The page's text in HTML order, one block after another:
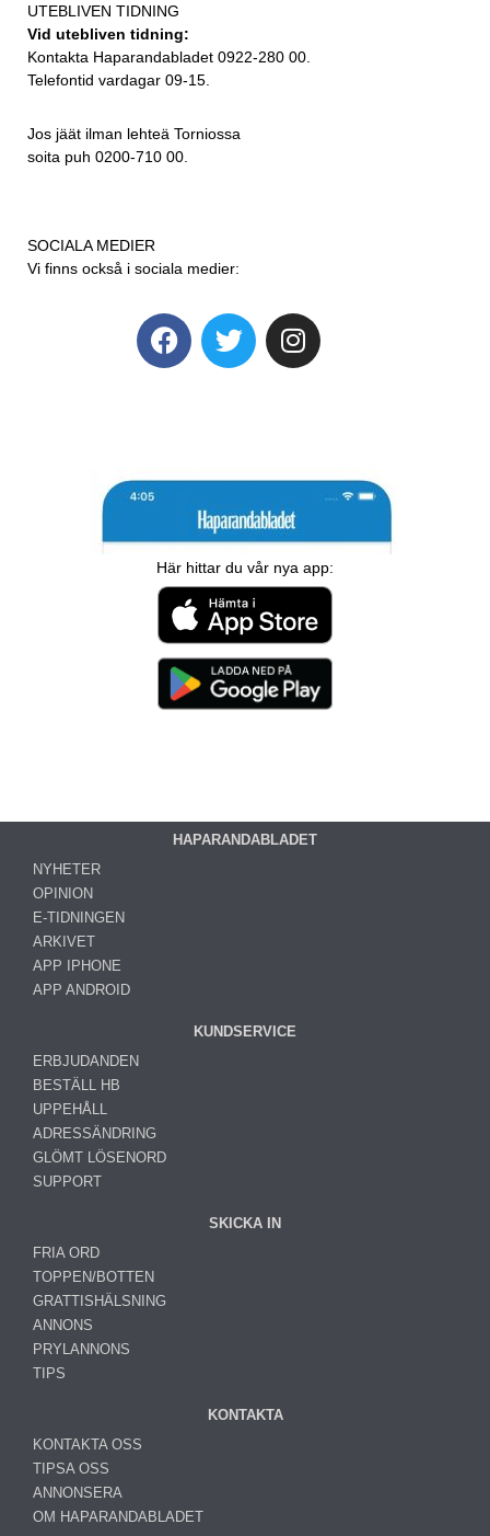
UTEBLIVEN TIDNING
Vid utebliven tidning:
Kontakta Haparandabladet 0922-280 00.
Telefontid vardagar 09-15.
Jos jäät ilman lehteä Torniossa
soita puh 0200-710 00.
SOCIALA MEDIER
Vi finns också i sociala medier:
Här hittar du vår nya app:
HAPARANDABLADET
NYHETER
OPINION
E-TIDNINGEN
ARKIVET
APP IPHONE
APP ANDROID
KUNDSERVICE
ERBJUDANDEN
BESTÄLL HB
UPPEHÅLL
ADRESSÄNDRING
GLÖMT LÖSENORD
SUPPORT
SKICKA IN
FRIA ORD
TOPPEN/BOTTEN
GRATTISHÄLSNING
ANNONS
PRYLANNONS
TIPS
KONTAKTA
KONTAKTA OSS
TIPSA OSS
ANNONSERA
OM HAPARANDABLADET